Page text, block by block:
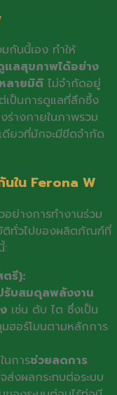
กันนี้เอง ทำให้
แลสุขภาพได้อย่าง
ลายมิติ ไม่จำกัดอยู่
เป็นการดูแลที่ลึกซึ้ง
ร่างกายในภาพรวม
ดียวที่มักจะมีขีดจำกัด
นใน Ferona W
ย่างการทำงานร่วม
ทั่วไปของผลิตภัณฑ์ที่
:
รี):
รับสมดุลพลังงาน
เช่น ตับ ไต ซึ่งเป็น
ฮอร์โมนตามหลักการ
นการช่วยลดการ
ส่งผลกระทบต่อระบบ